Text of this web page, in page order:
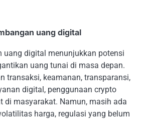
uang digital
uang digital menunjukkan potensi
uang tunai di masa depan.
transaksi, keamanan, transparansi,
digital, penggunaan crypto
di masyarakat. Namun, masih ada
harga, regulasi yang belum